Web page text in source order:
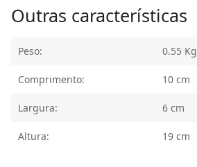
Outras características
Peso: 0.55 Kg
Comprimento: 10 cm
Largura: 6 cm
Altura: 19 cm